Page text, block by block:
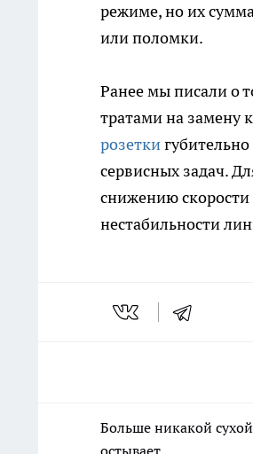
режиме, но их
или поломки.
Ранее мы писали о
тратами на замену
розетки
сервисных задач.
снижению скорости
нестабильности
Больше никакой